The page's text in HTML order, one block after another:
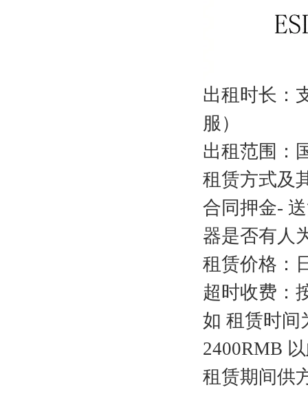
出租时长：
服）
出租范围：
租赁方式及
合同押金-
器是否有人
租赁价格：
超时收费：
如 租赁时间
2400RMB
租赁期间供